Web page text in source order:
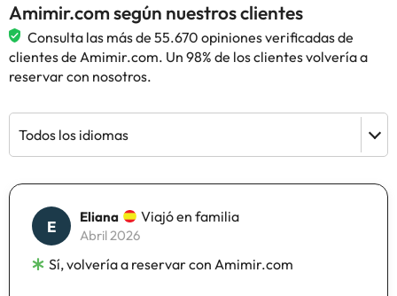
Amimir.com según nuestros clientes
Consulta las más de 55.670 opiniones verificadas de
clientes de Amimir.com. Un 98% de los clientes volvería a
reservar con nosotros.